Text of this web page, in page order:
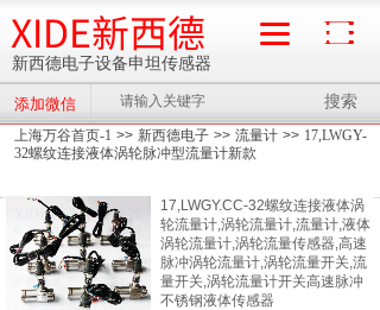
上海万谷首页-1 >> 新西德电子 >> 流量计 >> 17,LWGY-
32螺纹连接液体涡轮脉冲型流量计新款
17,LWGY.CC-32螺纹连接液体涡
轮流量计,涡轮流量计,流量计,液体
涡轮流量计,涡轮流量传感器,高速
脉冲涡轮流量计,涡轮流量开关,流
量开关,涡轮流量计开关高速脉冲
不锈钢液体传感器
搜索
添加微信
新西德电子设备申坦传感器
XIDE新西德